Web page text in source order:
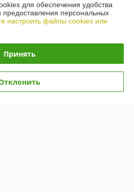
для обеспечения удобства
предоставления персональных
настроить файлы cookies или
Принять